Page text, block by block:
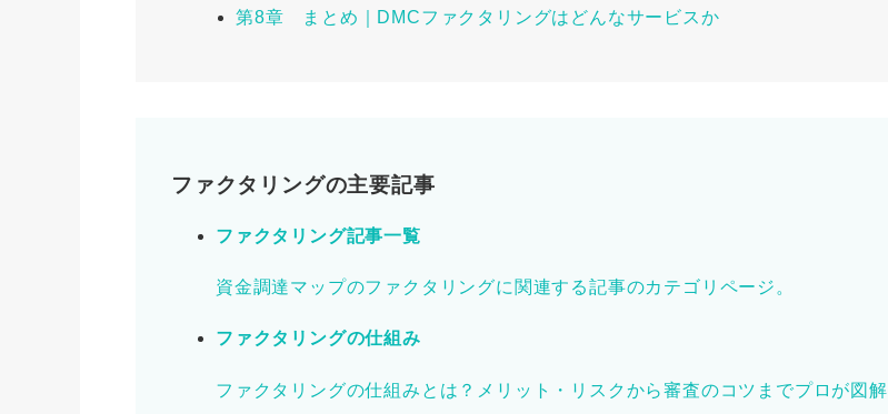
第8章 まとめ｜DMCファクタリングはどんなサービスか
ファクタリングの主要記事
ファクタリング記事一覧
資金調達マップのファクタリングに関連する記事のカテゴリページ。
ファクタリングの仕組み
ファクタリングの仕組みとは？メリット・リスクから審査のコツまでプロが図解